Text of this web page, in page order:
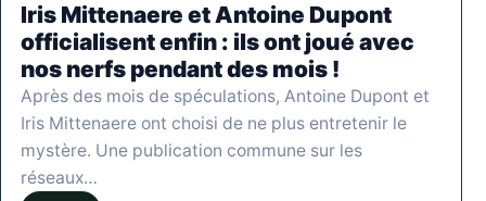
Iris Mittenaere et Antoine Dupont
officialisent enfin : ils ont joué avec
nos nerfs pendant des mois !
Après des mois de spéculations, Antoine Dupont et
Iris Mittenaere ont choisi de ne plus entretenir le
mystère. Une publication commune sur les
réseaux…